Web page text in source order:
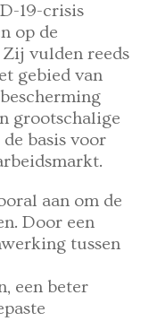
19-crisis
op de
vulden reeds
gebied van
grootschalige
basis voor
aan om de
Door een
tussen
een beter